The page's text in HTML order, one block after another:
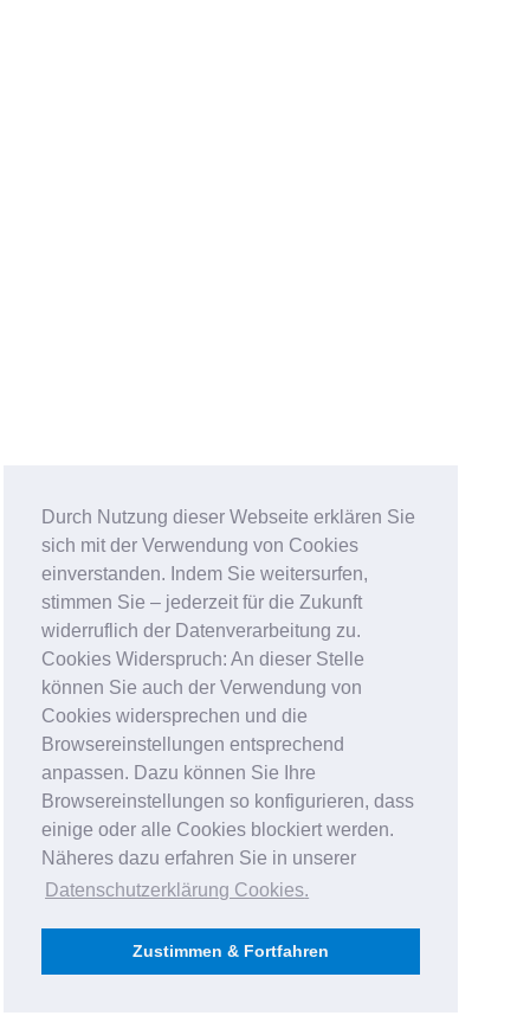
Durch Nutzung dieser Webseite erklären Sie
sich mit der Verwendung von Cookies
einverstanden. Indem Sie weitersurfen,
stimmen Sie – jederzeit für die Zukunft
widerruflich der Datenverarbeitung zu.
Cookies Widerspruch: An dieser Stelle
können Sie auch der Verwendung von
Cookies widersprechen und die
Browsereinstellungen entsprechend
anpassen. Dazu können Sie Ihre
Browsereinstellungen so konfigurieren, dass
einige oder alle Cookies blockiert werden.
Näheres dazu erfahren Sie in unserer
Datenschutzerklärung Cookies.
Zustimmen & Fortfahren